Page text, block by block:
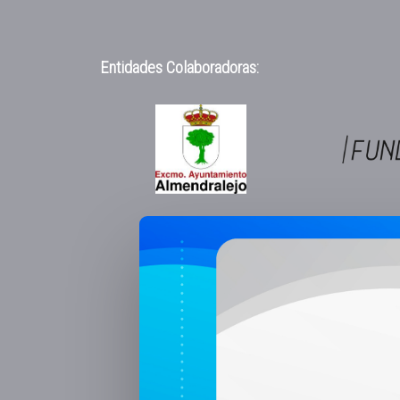
Entidades Colaboradoras: